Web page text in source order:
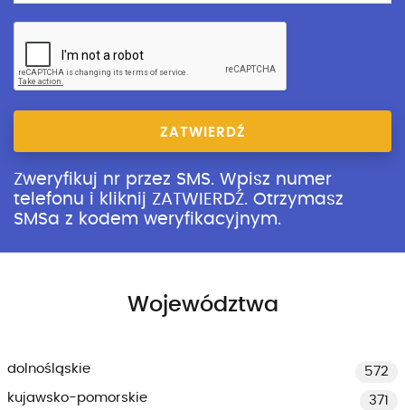
ZATWIERDŹ
Zweryfikuj nr przez SMS. Wpisz numer
telefonu i kliknij ZATWIERDŹ. Otrzymasz
SMSa z kodem weryfikacyjnym.
Województwa
dolnośląskie
572
kujawsko-pomorskie
371